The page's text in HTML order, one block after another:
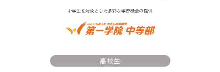
高校生